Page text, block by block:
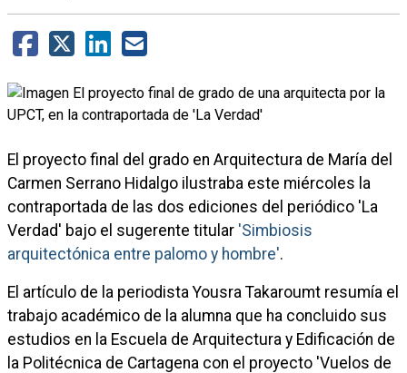
El proyecto final del grado en Arquitectura de María del
Carmen Serrano Hidalgo ilustraba este miércoles la
contraportada de las dos ediciones del periódico 'La
Verdad' bajo el sugerente titular 'Simbiosis
arquitectónica entre palomo y hombre'.
El artículo de la periodista Yousra Takaroumt resumía el
trabajo académico de la alumna que ha concluido sus
estudios en la Escuela de Arquitectura y Edificación de
la Politécnica de Cartagena con el proyecto 'Vuelos de